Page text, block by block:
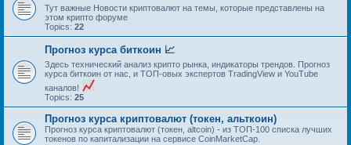
Тут важные Новости криптовалют на темы, которые представлены на
этом крипто форуме
Topics: 22
Прогноз курса биткоин 📈
Здесь технический анализ крипто рынка, индикаторы трендов. Прогноз
курса биткоин от нас, и ТОП-овых экспертов TradingView и YouTube
каналов!
Topics: 25
Прогноз курса криптовалют (токен, альткоин)
Прогноз курса криптовалют (токен, altcoin) - из ТОП-100 списка лучших
токенов по капитализации на сервисе CoinMarketCap.